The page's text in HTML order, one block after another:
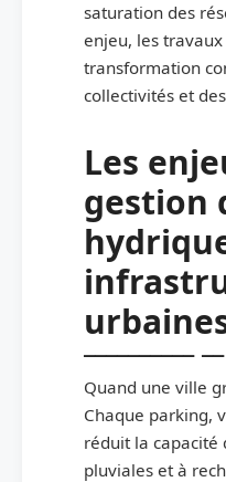
saturation des
enjeu, les
transformation
collectivités et
Les
gestion
Quand une ville
Chaque parking,
réduit la capacité
pluviales et à